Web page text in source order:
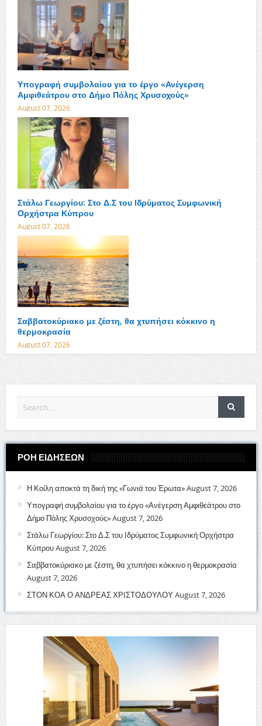
Υπογραφή συμβολαίου για το έργο «Ανέγερση
Αμφιθεάτρου στο Δήμο Πόλης Χρυσοχούς»
August 07, 2026
Στάλω Γεωργίου: Στο Δ.Σ του Ιδρύματος Συμφωνική
Ορχήστρα Κύπρου
August 07, 2026
Σαββατοκύριακο με ζέστη, θα χτυπήσει κόκκινο η
θερμοκρασία
August 07, 2026
ΡΟΗ ΕΙΔΗΣΕΩΝ
Η Κοίλη αποκτά τη δική της «Γωνιά του Έρωτα»August 7, 2026
Υπογραφή συμβολαίου για το έργο «Ανέγερση Αμφιθεάτρου στο
Δήμο Πόλης Χρυσοχούς»August 7, 2026
Στάλω Γεωργίου: Στο Δ.Σ του Ιδρύματος Συμφωνική Ορχήστρα
ΚύπρουAugust 7, 2026
Σαββατοκύριακο με ζέστη, θα χτυπήσει κόκκινο η θερμοκρασία
August 7, 2026
ΣΤΟΝ ΚΟΑ Ο ΑΝΔΡΕΑΣ ΧΡΙΣΤΟΔΟΥΛΟΥAugust 7, 2026